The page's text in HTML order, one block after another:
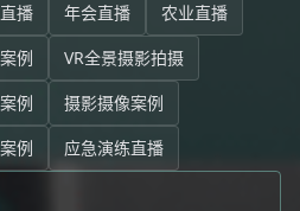
播 年会直播
农业直播
例
VR全景摄影拍摄
例
摄影摄像案例
例
应急演练直播